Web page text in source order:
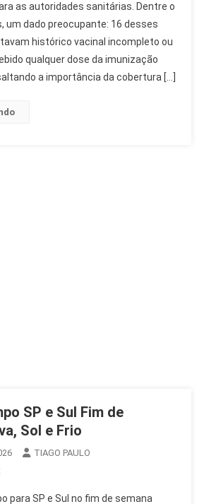
Paulo:
23
Casos
Confirmados
as autoridades sanitárias. Dentre o
um dado preocupante: 16 desses
histórico vacinal incompleto ou
qualquer dose da imunização
a importância da cobertura […]
SP e Sul Fim de
Sol e Frio
TIAGO PAULO
On
para SP e Sul no fim de semana